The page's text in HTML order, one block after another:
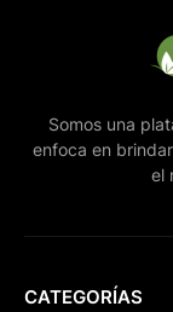
Somos una
enfoca en
el
CATEGORÍAS